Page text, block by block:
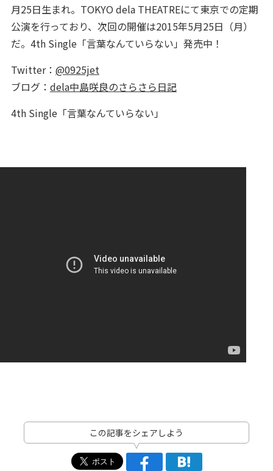
月25日生まれ。TOKYO dela THEATREにて東京での定期
公演を行っており、次回の開催は2015年5月25日（月）
だ。4th Single「言葉なんていらない」発売中！
Twitter： @0925jet
ブログ： dela中島咲良のさらさら日記
4th Single「言葉なんていらない」
この記事をシェアしよう